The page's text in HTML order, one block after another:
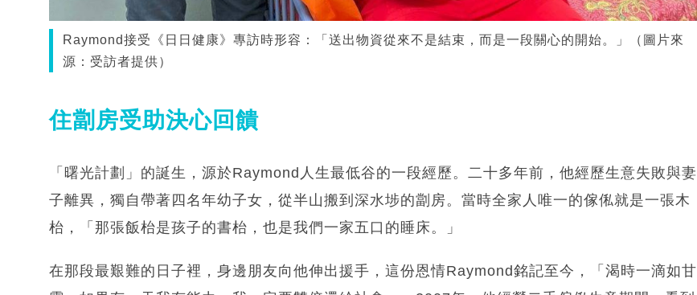
Raymond接受《日日健康》專訪時形容：「送出物資從來不是結束，而是一段關心的開始。」（圖片來
源：受訪者提供）
住劏房受助決心回饋
「曙光計劃」的誕生，源於Raymond人生最低谷的一段經歷。二十多年前，他經歷生意失敗與妻
子離異，獨自帶著四名年幼子女，從半山搬到深水埗的劏房。當時全家人唯一的傢俬就是一張木
枱，「那張飯枱是孩子的書枱，也是我們一家五口的睡床。」
在那段最艱難的日子裡，身邊朋友向他伸出援手，這份恩情Raymond銘記至今，「渴時一滴如甘